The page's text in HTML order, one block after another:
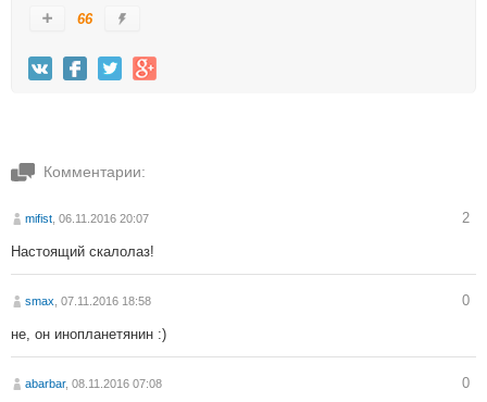
66
Комментарии:
mifist , 06.11.2016 20:07 2
Настоящий скалолаз!
smax , 07.11.2016 18:58 0
не, он инопланетянин :)
abarbar, 08.11.2016 07:08 0